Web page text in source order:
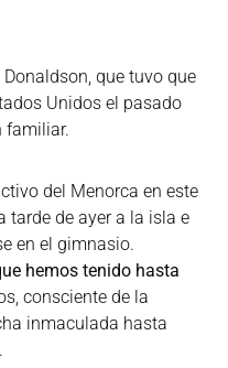
que tuvo que
Unidos el pasado
familiar.
del Menorca en este
tarde de ayer a la isla e
en el gimnasio.
hemos tenido hasta
consciente de la
inmaculada hasta